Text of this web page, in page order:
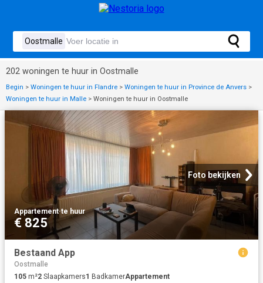
202 woningen te huur in Oostmalle
Begin > Woningen te huur in Flandre > Woningen te huur in Province de Anvers >
Woningen te huur in Malle > Woningen te huur in Oostmalle
Foto bekijken
Appartement·te huur
€ 825
Bestaand App
Oostmalle
105 m²2 Slaapkamers1 BadkamerAppartement